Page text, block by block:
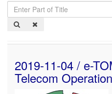
Enter
Part
of
2019-11-04 / e-
Telecom